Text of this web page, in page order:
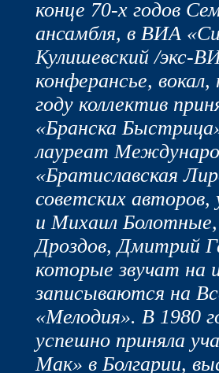
конце 70-х годов
ансамбля, в ВИА
Кулишевский /экс-
конферансье,
году коллектив
«Бранска
лауреат
«Братиславская
советских
и Михаил
Дроздов, Дмитрий
которые звучат на
записываются на
«Мелодия». В 1980
успешно приняла
Мак» в Болгарии,